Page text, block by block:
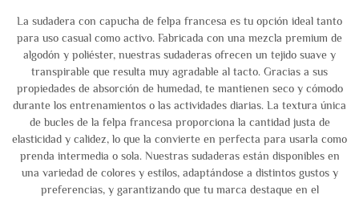
La sudadera con capucha de felpa francesa es tu opción ideal tanto
para uso casual como activo. Fabricada con una mezcla premium de
algodón y poliéster, nuestras sudaderas ofrecen un tejido suave y
transpirable que resulta muy agradable al tacto. Gracias a sus
propiedades de absorción de humedad, te mantienen seco y cómodo
durante los entrenamientos o las actividades diarias. La textura única
de bucles de la felpa francesa proporciona la cantidad justa de
elasticidad y calidez, lo que la convierte en perfecta para usarla como
prenda intermedia o sola. Nuestras sudaderas están disponibles en
una variedad de colores y estilos, adaptándose a distintos gustos y
preferencias, y garantizando que tu marca destaque en el